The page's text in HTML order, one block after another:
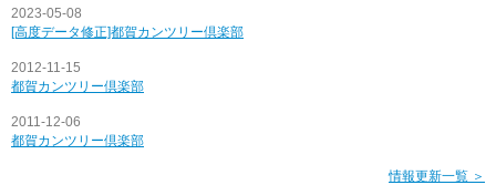
2023-05-08
[高度データ修正]都賀カンツリー倶楽部
2012-11-15
都賀カンツリー倶楽部
2011-12-06
都賀カンツリー倶楽部
情報更新一覧 ＞